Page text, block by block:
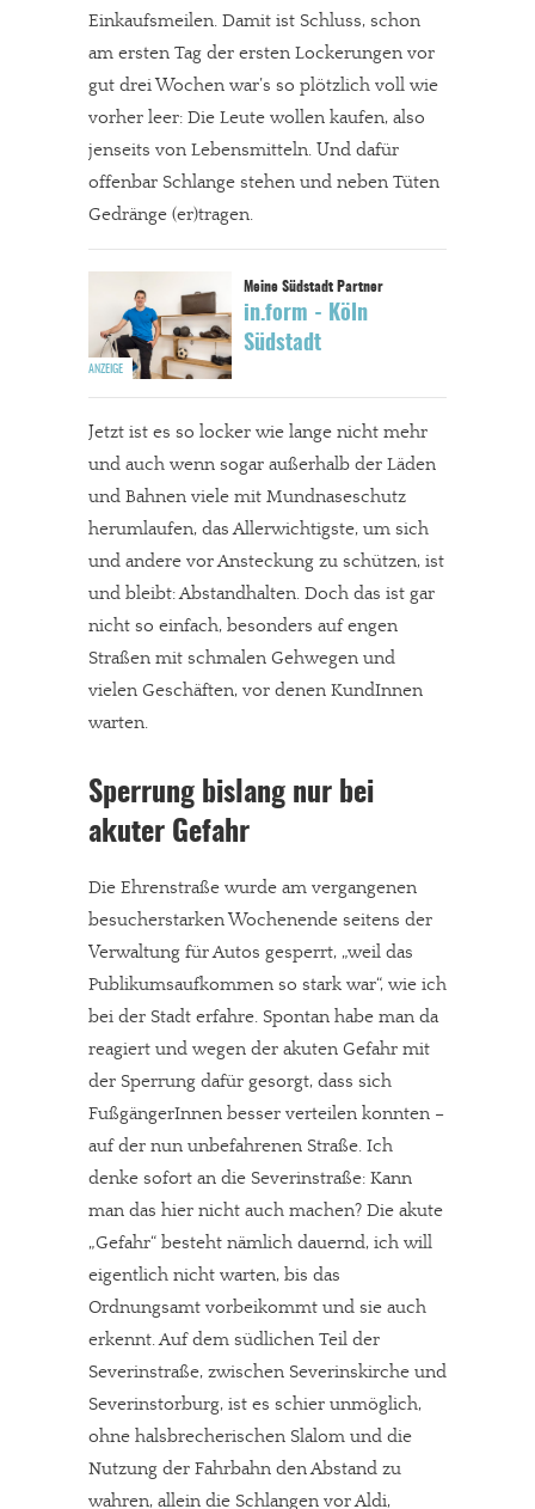
Einkaufsmeilen. Damit ist Schluss, schon
am ersten Tag der ersten Lockerungen vor
gut drei Wochen war’s so plötzlich voll wie
vorher leer: Die Leute wollen kaufen, also
jenseits von Lebensmitteln. Und dafür
offenbar Schlange stehen und neben Tüten
Gedränge (er)tragen.
in.form - Köln
Südstadt
Jetzt ist es so locker wie lange nicht mehr
und auch wenn sogar außerhalb der Läden
und Bahnen viele mit Mundnaseschutz
herumlaufen, das Allerwichtigste, um sich
und andere vor Ansteckung zu schützen, ist
und bleibt: Abstandhalten. Doch das ist gar
nicht so einfach, besonders auf engen
Straßen mit schmalen Gehwegen und
vielen Geschäften, vor denen KundInnen
warten.
Sperrung bislang nur bei
akuter Gefahr
Die Ehrenstraße wurde am vergangenen
besucherstarken Wochenende seitens der
Verwaltung für Autos gesperrt, „weil das
Publikumsaufkommen so stark war“, wie ich
bei der Stadt erfahre. Spontan habe man da
reagiert und wegen der akuten Gefahr mit
der Sperrung dafür gesorgt, dass sich
FußgängerInnen besser verteilen konnten –
auf der nun unbefahrenen Straße. Ich
denke sofort an die Severinstraße: Kann
man das hier nicht auch machen? Die akute
„Gefahr“ besteht nämlich dauernd, ich will
eigentlich nicht warten, bis das
Ordnungsamt vorbeikommt und sie auch
erkennt. Auf dem südlichen Teil der
Severinstraße, zwischen Severinskirche und
Severinstorburg, ist es schier unmöglich,
ohne halsbrecherischen Slalom und die
Nutzung der Fahrbahn den Abstand zu
wahren, allein die Schlangen vor Aldi,